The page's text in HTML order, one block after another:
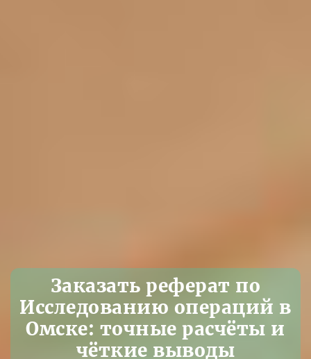
Заказать реферат по
Исследованию операций в
Омске: точные расчёты и
чёткие выводы